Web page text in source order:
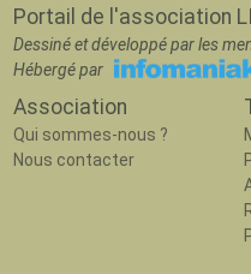
Portail de l'association
Dessiné et développé par les
Hébergé par
Association
Qui sommes-nous ?
Nous contacter